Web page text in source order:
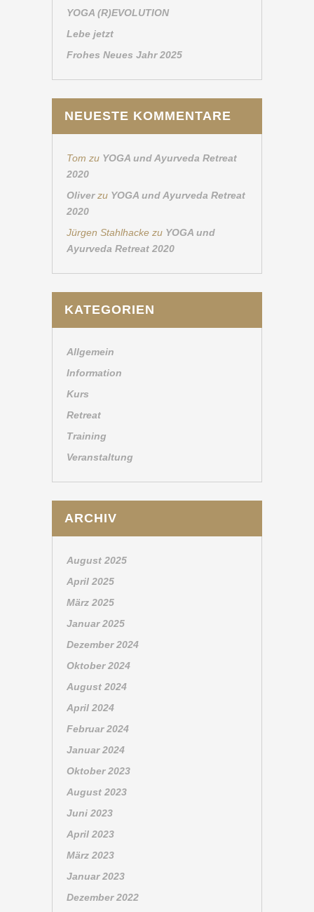
YOGA (R)EVOLUTION
Lebe jetzt
Frohes Neues Jahr 2025
NEUESTE KOMMENTARE
Tom zu YOGA und Ayurveda Retreat
2020
Oliverzu YOGA und Ayurveda Retreat
2020
Jürgen Stahlhacke zu YOGA und
Ayurveda Retreat 2020
KATEGORIEN
Allgemein
Information
Kurs
Retreat
Training
Veranstaltung
ARCHIV
August 2025
April 2025
März 2025
Januar 2025
Dezember 2024
Oktober 2024
August 2024
April 2024
Februar 2024
Januar 2024
Oktober 2023
August 2023
Juni 2023
April 2023
März 2023
Januar 2023
Dezember 2022